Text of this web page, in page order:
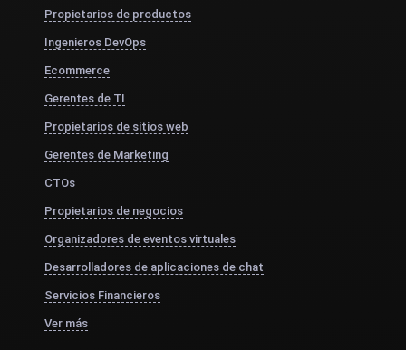
Propietarios de productos
Ingenieros DevOps
Ecommerce
Gerentes de TI
Propietarios de sitios web
Gerentes de Marketing
CTOs
Propietarios de negocios
Organizadores de eventos virtuales
Desarrolladores de aplicaciones de chat
Servicios Financieros
Ver más